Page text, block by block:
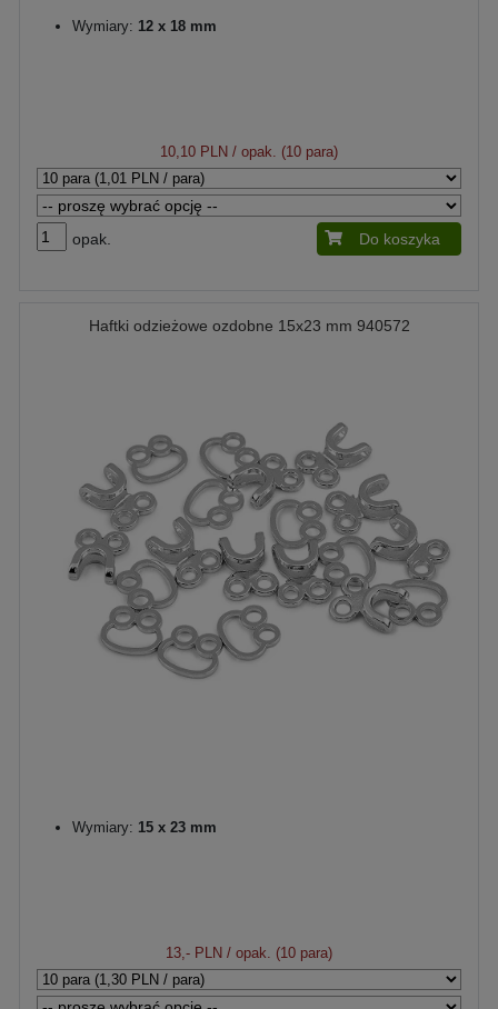
Wymiary: 12 x 18 mm
10,10 PLN / opak. (10 para)
opak. Do koszyka
Haftki odzieżowe ozdobne 15x23 mm 940572
Wymiary: 15 x 23 mm
13,- PLN / opak. (10 para)